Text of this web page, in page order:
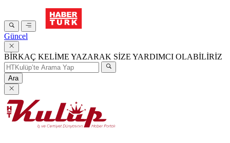
Güncel
BİRKAÇ KELİME YAZARAK SİZE YARDIMCI OLABİLİRİZ
Ara